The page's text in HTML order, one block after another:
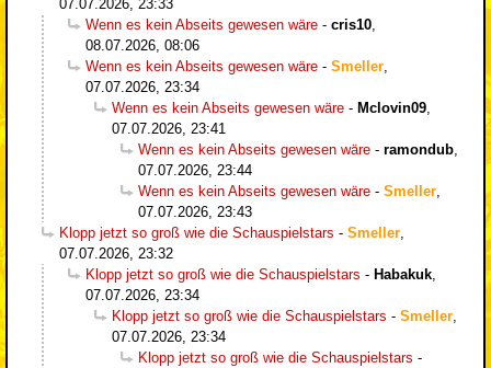
07.07.2026, 23:33
Wenn es kein Abseits gewesen wäre - cris10,
08.07.2026, 08:06
Wenn es kein Abseits gewesen wäre - Smeller,
07.07.2026, 23:34
Wenn es kein Abseits gewesen wäre - Mclovin09,
07.07.2026, 23:41
Wenn es kein Abseits gewesen wäre - ramondub,
07.07.2026, 23:44
Wenn es kein Abseits gewesen wäre - Smeller,
07.07.2026, 23:43
Klopp jetzt so groß wie die Schauspielstars - Smeller,
07.07.2026, 23:32
Klopp jetzt so groß wie die Schauspielstars - Habakuk,
07.07.2026, 23:34
Klopp jetzt so groß wie die Schauspielstars - Smeller,
07.07.2026, 23:34
Klopp jetzt so groß wie die Schauspielstars -